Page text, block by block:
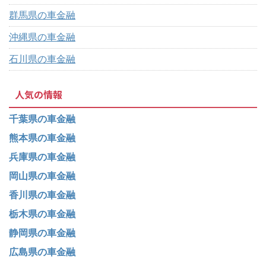
群馬県の車金融
沖縄県の車金融
石川県の車金融
人気の情報
千葉県の車金融
熊本県の車金融
兵庫県の車金融
岡山県の車金融
香川県の車金融
栃木県の車金融
静岡県の車金融
広島県の車金融